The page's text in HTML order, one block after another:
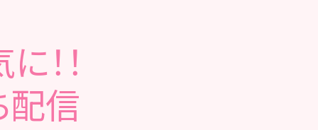
！！
配信